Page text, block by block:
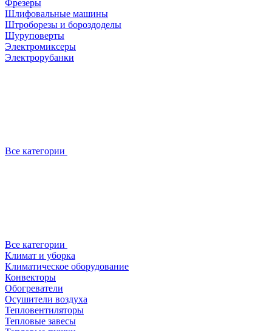
Фрезеры
Шлифовальные машины
Штроборезы и бороздоделы
Шуруповерты
Электромиксеры
Электрорубанки
Все категории
Все категории
Климат и уборка
Климатическое оборудование
Конвекторы
Обогреватели
Осушители воздуха
Тепловентиляторы
Тепловые завесы